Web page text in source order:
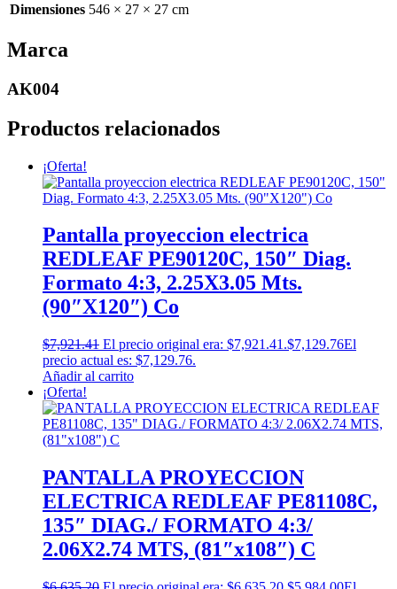
Dimensiones 546 × 27 × 27 cm
Marca
AK004
Productos relacionados
¡Oferta!
Pantalla proyeccion electrica
REDLEAF PE90120C, 150″ Diag.
Formato 4:3, 2.25X3.05 Mts.
(90″X120″) Co
$7,921.41 El precio original era: $7,921.41.$7,129.76El
precio actual es: $7,129.76.
Añadir al carrito
¡Oferta!
PANTALLA PROYECCION
ELECTRICA REDLEAF PE81108C,
135″ DIAG./ FORMATO 4:3/
2.06X2.74 MTS, (81″x108″) C